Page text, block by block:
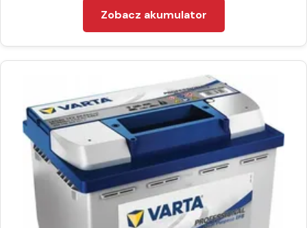
Zobacz akumulator